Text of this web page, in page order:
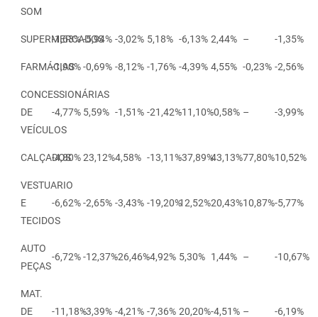
SOM
SUPERMERCADOS
-1,63%-5,94% -3,02% 5,18% -6,13% 2,44% – -1,35%
FARMÁCIAS
-1,90% -0,69% -8,12% -1,76% -4,39% 4,55% -0,23% -2,56%
CONCESSIONÁRIAS
DE
VEÍCULOS
-4,77% 5,59% -1,51% -21,42%-11,10%-0,58% – -3,99%
CALÇADOS
-4,80% 23,12%4,58% -13,11%-37,89%43,13%77,80%10,52%
VESTUARIO
E
TECIDOS
-6,62% -2,65% -3,43% -19,20%12,52%20,43%10,87%-5,77%
AUTO
PEÇAS
-6,72% -12,37%-26,46%-4,92% 5,30% 1,44% – -10,67%
MAT.
DE
-11,18%-3,39% -4,21% -7,36% 20,20%-4,51% – -6,19%